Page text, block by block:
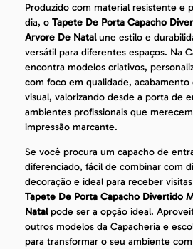
Produzido com material resistente e
dia, o Tapete De Porta Capacho
Arvore De Natalune estilo e
versátil para diferentes espaços. Na
encontra modelos criativos,
com foco em qualidade,
visual, valorizando desde a porta de
ambientes profissionais que
impressão marcante.
Se você procura um capacho de
diferenciado, fácil de combinar com
decoração e ideal para receber
Tapete De Porta Capacho Divertido
Natalpode ser a opção ideal.
outros modelos da Capacheria e
para transformar o seu ambiente